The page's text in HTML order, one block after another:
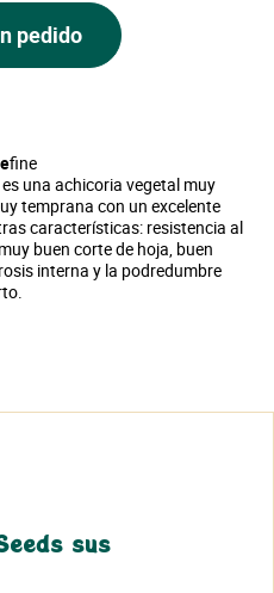
pedido
fine
una achicoria vegetal muy
temprana con un excelente
características: resistencia al
buen corte de hoja, buen
interna y la podredumbre
sus